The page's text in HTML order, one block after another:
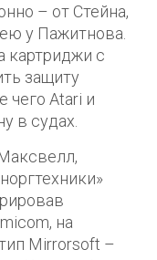
– от Стейна,
у Пажитнова.
картриджи с
защиту
чего Atari и
в судах.
на
Mirrorsoft –